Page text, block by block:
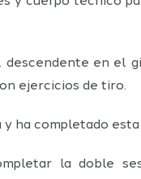
en el
ejercicios de tiro.
ha completado
la doble